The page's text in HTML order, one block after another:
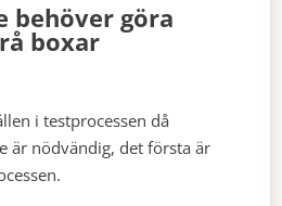
behöver göra
boxar
i testprocessen då
är nödvändig, det första är